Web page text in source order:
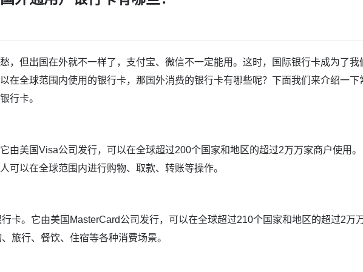
，但出国在外就不一样了，支付宝、微信不一定能用。这时，国际银行卡成为了我
在全球范围内使用的银行卡，那国外消费的银行卡有哪些呢？下面我们来介绍一下
行卡。
由美国Visa公司发行，可以在全球超过200个国家和地区的超过2万万家商户使用。
可以在全球范围内进行购物、取款、转账等操作。
卡。它由美国MasterCard公司发行，可以在全球超过210个国家和地区的超过2万
旅行、餐饮、住宿等各种消费场景。